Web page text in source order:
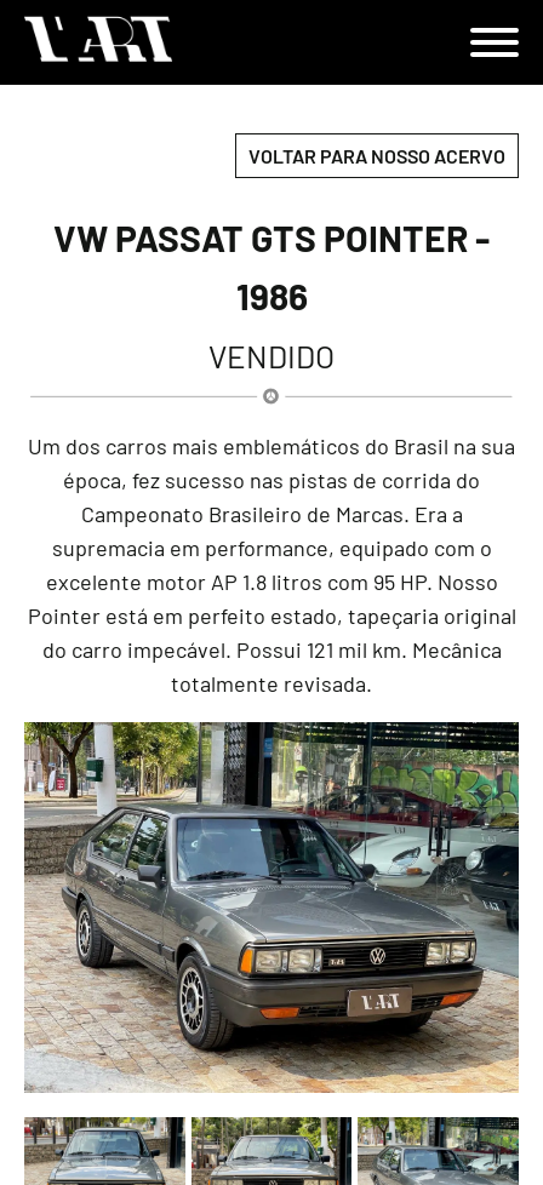
VOLTAR PARA NOSSO ACERVO
VW PASSAT GTS POINTER -
1986
VENDIDO
Um dos carros mais emblemáticos do Brasil na sua
época, fez sucesso nas pistas de corrida do
Campeonato Brasileiro de Marcas. Era a
supremacia em performance, equipado com o
excelente motor AP 1.8 litros com 95 HP. Nosso
Pointer está em perfeito estado, tapeçaria original
do carro impecável. Possui 121 mil km. Mecânica
totalmente revisada.